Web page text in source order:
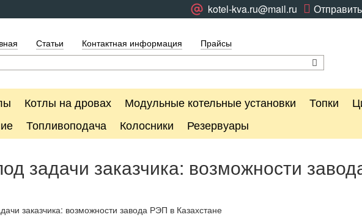
kotel-kva.ru@mail.ru
Статьи Контактная информация Прайсы
Котлы на дровах Модульные котельные установки Топки
Топливоподача Колосники Резервуары
задачи заказчика: возможности
заказчика: возможности завода РЭП в Казахстане